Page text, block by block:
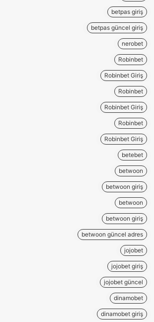
betpas giriş
betpas güncel giriş
nerobet
Robinbet
Robinbet Giriş
Robinbet
Robinbet Giriş
Robinbet
Robinbet Giriş
betebet
betwoon
betwoon giriş
betwoon
betwoon giriş
betwoon güncel adres
jojobet
jojobet giriş
jojobet güncel
dinamobet
dinamobet giriş